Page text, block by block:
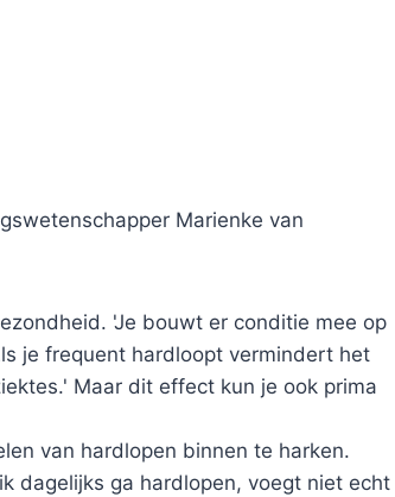
Marienke van
'Je bouwt er conditie mee op
je frequent hardloopt vermindert het
Maar dit effect kun je ook prima
van hardlopen binnen te harken.
dagelijks ga hardlopen, voegt niet echt